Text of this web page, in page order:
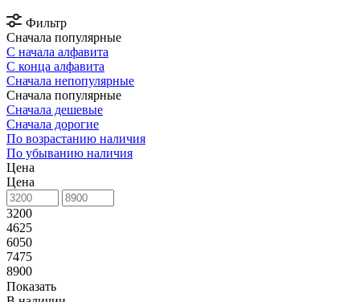
Фильтр
Сначала популярные
С начала алфавита
С конца алфавита
Сначала непопулярные
Сначала популярные
Сначала дешевые
Сначала дорогие
По возрастанию наличия
По убыванию наличия
Цена
Цена
3200
4625
6050
7475
8900
Показать